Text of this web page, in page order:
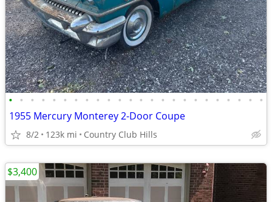
• • • • • • • • • • • • • • • • • • • • • • • •
1955 Mercury Monterey 2-Door Coupe
8/2 123k mi Country Club Hills
$3,400